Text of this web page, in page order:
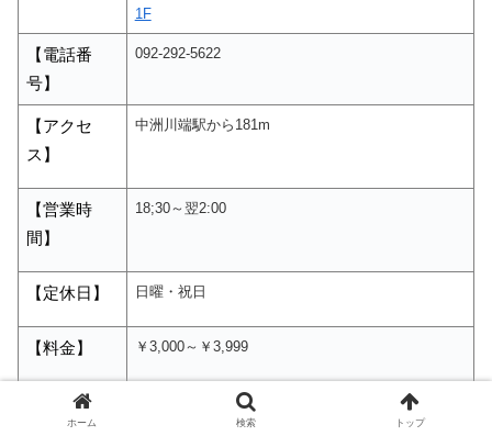
1F
【電話番
号】
092-292-5622
【アクセ
ス】
中洲川端駅から181m
【営業時
間】
18;30～翌2:00
【定休日】 日曜・祝日
【料金】 ￥3,000～￥3,999
URL】
ハイボールバー 中洲1923の食べログサイトはこち
ホーム 検索 トップ